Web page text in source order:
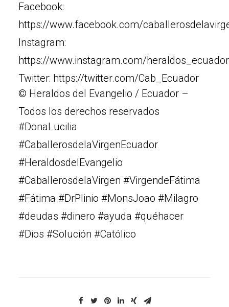
Facebook:
https://www.facebook.com/
Instagram:
https://www.instagram.com/
Twitter: https://twitter.com/Cab_Ecuador
© Heraldos del Evangelio / Ecuador –
Todos los derechos reservados
#DonaLucilia
#CaballerosdelaVirgenEcuador
#HeraldosdelEvangelio
#CaballerosdelaVirgen #VirgendeFátima
#Fátima #DrPlinio #MonsJoao #Milagro
#deudas #dinero #ayuda #quéhacer
#Dios #Solución #Católico